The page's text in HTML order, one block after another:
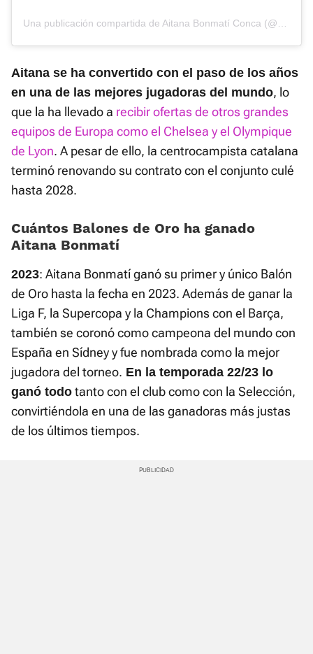
Una publicación compartida de Aitana Bonmatí Conca (@aitanabonmati)
Aitana se ha convertido con el paso de los años
en una de las mejores jugadoras del mundo, lo
que la ha llevado a recibir ofertas de otros grandes
equipos de Europa como el Chelsea y el Olympique
de Lyon. A pesar de ello, la centrocampista catalana
terminó renovando su contrato con el conjunto culé
hasta 2028.
Cuántos Balones de Oro ha ganado
Aitana Bonmatí
2023: Aitana Bonmatí ganó su primer y único Balón
de Oro hasta la fecha en 2023. Además de ganar la
Liga F, la Supercopa y la Champions con el Barça,
también se coronó como campeona del mundo con
España en Sídney y fue nombrada como la mejor
jugadora del torneo. En la temporada 22/23 lo
ganó todo tanto con el club como con la Selección,
convirtiéndola en una de las ganadoras más justas
de los últimos tiempos.